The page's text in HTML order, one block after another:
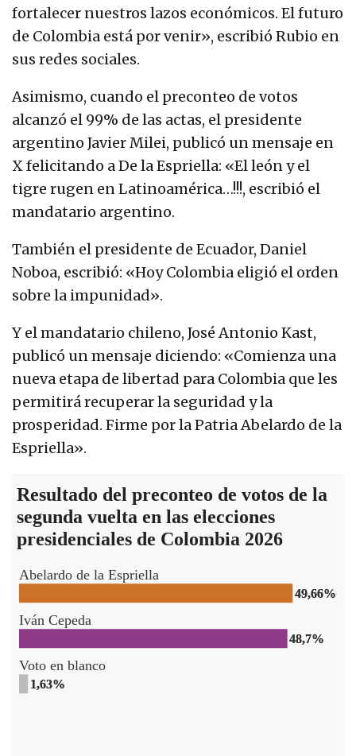
fortalecer nuestros lazos económicos. El futuro
de Colombia está por venir», escribió Rubio en
sus redes sociales.
Asimismo, cuando el preconteo de votos
alcanzó el 99% de las actas, el presidente
argentino Javier Milei, publicó un mensaje en
X felicitando a De la Espriella: «El león y el
tigre rugen en Latinoamérica…!!!, escribió el
mandatario argentino.
También el presidente de Ecuador, Daniel
Noboa, escribió: «Hoy Colombia eligió el orden
sobre la impunidad».
Y el mandatario chileno, José Antonio Kast,
publicó un mensaje diciendo: «Comienza una
nueva etapa de libertad para Colombia que les
permitirá recuperar la seguridad y la
prosperidad. Firme por la Patria Abelardo de la
Espriella».